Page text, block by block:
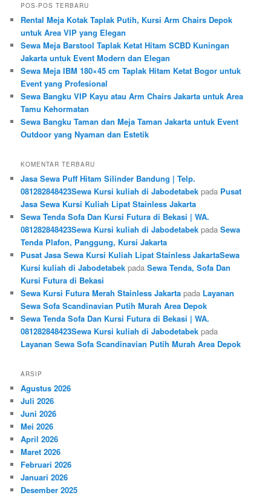
POS-POS TERBARU
Rental Meja Kotak Taplak Putih, Kursi Arm Chairs Depok
untuk Area VIP yang Elegan
Sewa Meja Barstool Taplak Ketat Hitam SCBD Kuningan
Jakarta untuk Event Modern dan Elegan
Sewa Meja IBM 180×45 cm Taplak Hitam Ketat Bogor untuk
Event yang Profesional
Sewa Bangku VIP Kayu atau Arm Chairs Jakarta untuk Area
Tamu Kehormatan
Sewa Bangku Taman dan Meja Taman Jakarta untuk Event
Outdoor yang Nyaman dan Estetik
KOMENTAR TERBARU
Jasa Sewa Puff Hitam Silinder Bandung | Telp.
081282848423Sewa Kursi kuliah di Jabodetabek pada Pusat
Jasa Sewa Kursi Kuliah Lipat Stainless Jakarta
Sewa Tenda Sofa Dan Kursi Futura di Bekasi | WA.
081282848423Sewa Kursi kuliah di Jabodetabek padaSewa
Tenda Plafon, Panggung, Kursi Jakarta
Pusat Jasa Sewa Kursi Kuliah Lipat Stainless JakartaSewa
Kursi kuliah di Jabodetabek padaSewa Tenda, Sofa Dan
Kursi Futura di Bekasi
Sewa Kursi Futura Merah Stainless Jakarta pada Layanan
Sewa Sofa Scandinavian Putih Murah Area Depok
Sewa Tenda Sofa Dan Kursi Futura di Bekasi | WA.
081282848423Sewa Kursi kuliah di Jabodetabek pada
Layanan Sewa Sofa Scandinavian Putih Murah Area Depok
ARSIP
Agustus 2026
Juli 2026
Juni 2026
Mei 2026
April 2026
Maret 2026
Februari 2026
Januari 2026
Desember 2025